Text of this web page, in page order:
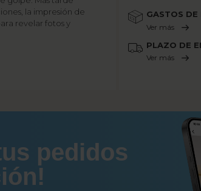
la impresión de
revelar fotos y
GASTOS DE
Ver más
PLAZO DE
Ver más
pedidos